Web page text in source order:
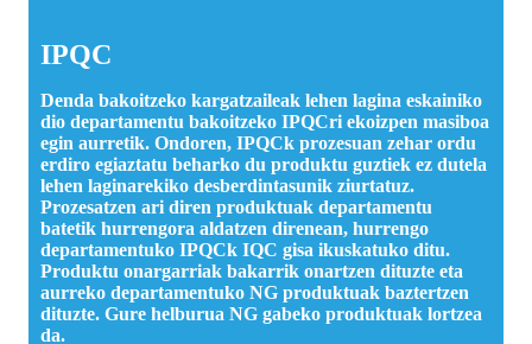
IPQC
Denda bakoitzeko kargatzaileak lehen lagina eskainiko
dio departamentu bakoitzeko IPQCri ekoizpen masiboa
egin aurretik. Ondoren, IPQCk prozesuan zehar ordu
erdiro egiaztatu beharko du produktu guztiek ez dutela
lehen laginarekiko desberdintasunik ziurtatuz.
Prozesatzen ari diren produktuak departamentu
batetik hurrengora aldatzen direnean, hurrengo
departamentuko IPQCk IQC gisa ikuskatuko ditu.
Produktu onargarriak bakarrik onartzen dituzte eta
aurreko departamentuko NG produktuak baztertzen
dituzte. Gure helburua NG gabeko produktuak lortzea
da.